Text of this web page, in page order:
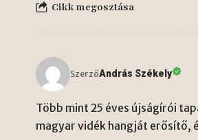
Cikk megosztása
SzerzőAndrás Székely
Több mint 25 éves újságírói
magyar vidék hangját erősítő,